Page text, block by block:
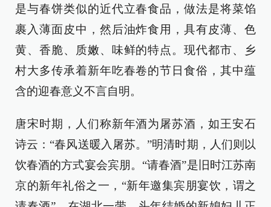
是与春饼类似的近代立春食品，做法是将菜馅
裹入薄面皮中，然后油炸食用，具有皮薄、色
黄、香脆、质嫩、味鲜的特点。现代都市、乡
村大多传承着新年吃春卷的节日食俗，其中蕴
含的迎春意义不言自明。
唐宋时期，人们称新年酒为屠苏酒，如王安石
诗云：“春风送暖入屠苏。”明清时期，人们则以
饮春酒的方式宴会宾朋。“请春酒”是旧时江苏南
京的新年礼俗之一，“新年邀集宾朋宴饮，谓之